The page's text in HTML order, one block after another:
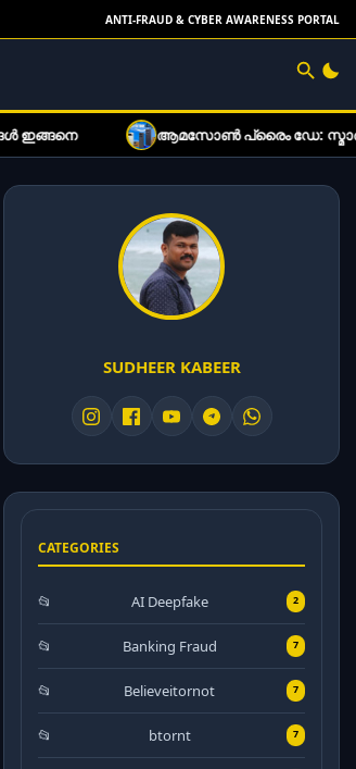
ANTI-FRAUD & CYBER AWARENESS PORTAL
ആമസോൺ പ്രൈം ഡേ: സ്മാർട്ട്ഫോൺ
SUDHEER KABEER
CATEGORIES
AI Deepfake 2
Banking Fraud 7
Believeitornot 7
btornt 7